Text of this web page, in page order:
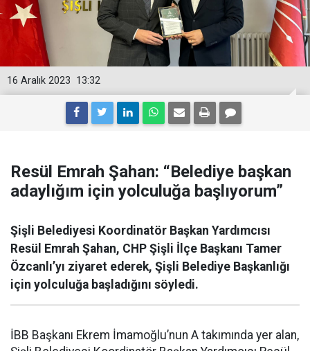
13:32
16 Aralık 2023
Resül Emrah Şahan: “Belediye başkan
adaylığım için yolculuğa başlıyorum”
Şişli Belediyesi Koordinatör Başkan Yardımcısı
Resül Emrah Şahan, CHP Şişli İlçe Başkanı Tamer
Özcanlı’yı ziyaret ederek, Şişli Belediye Başkanlığı
için yolculuğa başladığını söyledi.
İBB Başkanı Ekrem İmamoğlu’nun A takımında yer alan,